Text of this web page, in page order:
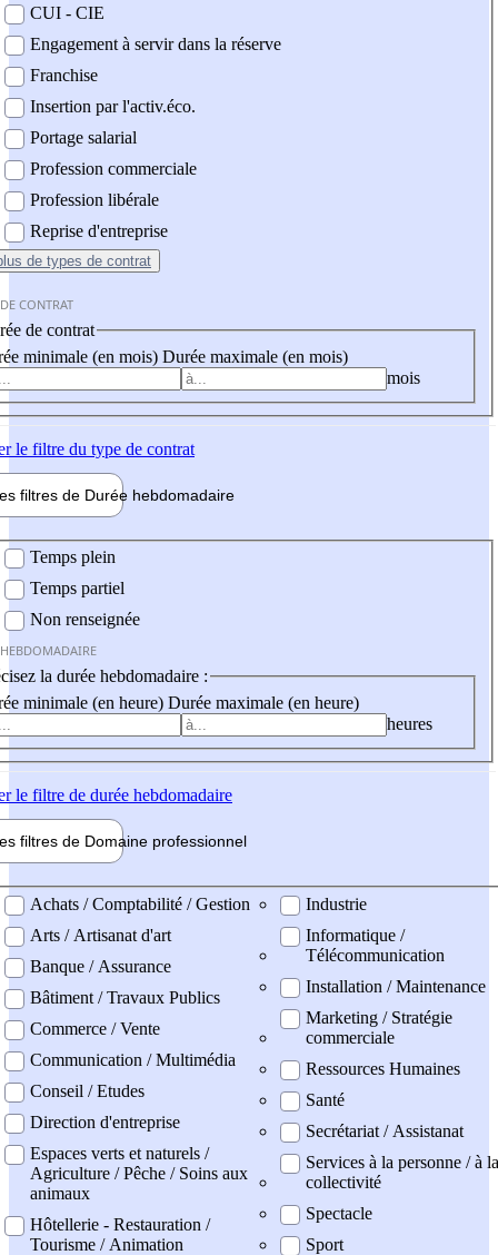
CUI - CIE
Engagement à servir dans la réserve
Franchise
Insertion par l'activ.éco.
Portage salarial
Profession commerciale
Profession libérale
Reprise d'entreprise
de types de contrat
CONTRAT
de contrat
minimale (en mois) Durée maximale (en mois)
mois
le filtre du type de contrat
filtres de Durée hebdomadaire
Temps plein
Temps partiel
Non renseignée
la durée hebdomadaire :
minimale (en heure) Durée maximale (en heure)
heures
le filtre de durée hebdomadaire
filtres de Domaine professionnel
professionel
Achats / Comptabilité / Gestion
Arts / Artisanat d'art
Banque / Assurance
Bâtiment / Travaux Publics
Commerce / Vente
Communication / Multimédia
Conseil / Etudes
Direction d'entreprise
Espaces verts et naturels /
Agriculture / Pêche / Soins aux
animaux
Hôtellerie - Restauration /
Tourisme / Animation
Industrie
Informatique /
Télécommunication
Installation / Maintenance
Marketing / Stratégie
commerciale
Ressources Humaines
Santé
Secrétariat / Assistanat
Services à la personne / à la
collectivité
Spectacle
Sport